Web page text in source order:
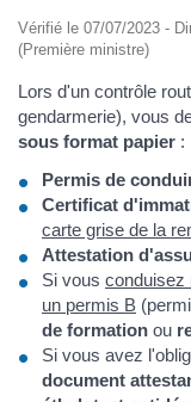
Vérifié le 07/07/2023 -
(Première ministre)
Lors d'un contrôle
gendarmerie), vous
sous format papier :
Permis de
Certificat
carte grise de la
Attestation
Si vous conduisez
un permis B
de formation ou
Si vous avez
document